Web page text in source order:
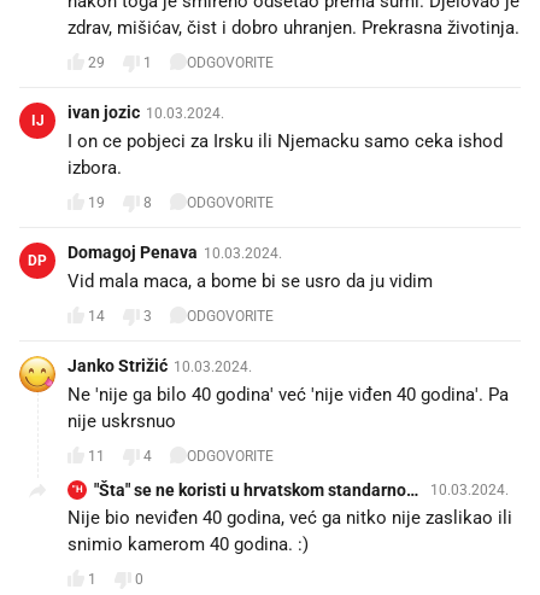
zdrav, mišićav, čist i dobro uhranjen. Prekrasna životinja.
29 1 ODGOVORITE
IJ ivan jozic 10.03.2024.
I on ce pobjeci za Irsku ili Njemacku samo ceka ishod
izbora.
19 8 ODGOVORITE
DP Domagoj Penava 10.03.2024.
Vid mala maca, a bome bi se usro da ju vidim 😁
14 3 ODGOVORITE
Janko Strižić 10.03.2024.
Ne 'nije ga bilo 40 godina' već 'nije viđen 40 godina'. Pa
nije uskrsnuo 😁
11 4 ODGOVORITE
"H
"Šta" se ne koristi u hrvatskom standarnom
jeziku
10.03.2024.
Nije bio neviđen 40 godina, već ga nitko nije zaslikao ili
snimio kamerom 40 godina. :)
1 0